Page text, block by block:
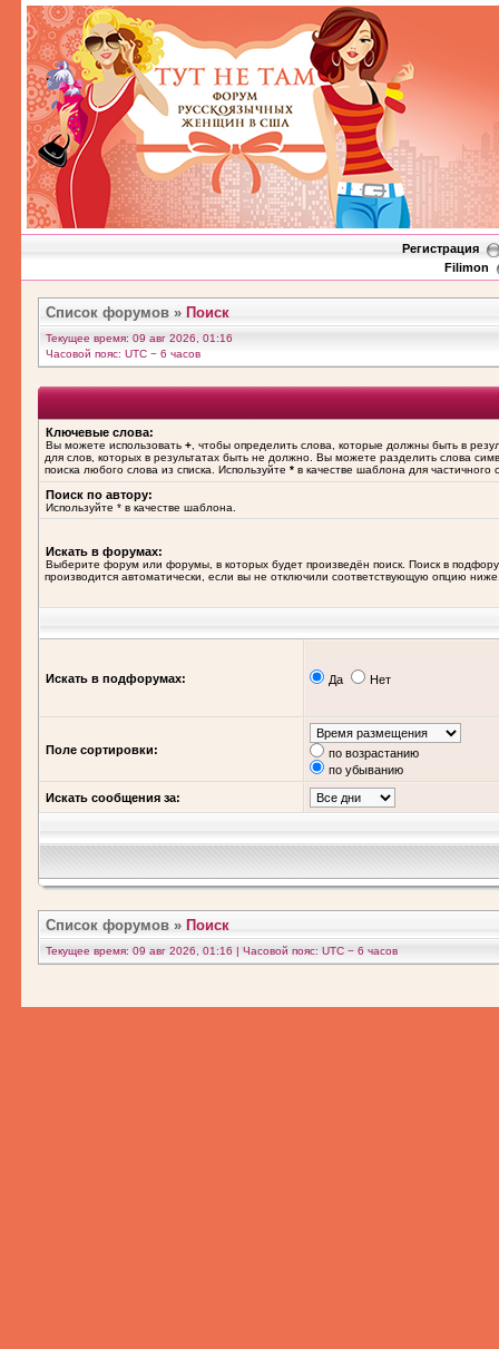
Регистрация
Filimon
Список форумов » Поиск
Текущее время: 09 авг 2026, 01:16
Часовой пояс: UTC − 6 часов
Ключевые слова:
Вы можете использовать + , чтобы определить слова, которые должны быть в
для слов, которых в результатах быть не должно. Вы можете разделить слова
поиска любого слова из списка. Используйте * в качестве шаблона для частичного
Поиск по автору:
Используйте * в качестве шаблона.
Искать в форумах:
Выберите форум или форумы, в которых будет произведён поиск. Поиск в
производится автоматически, если вы не отключили соответствующую опцию
Искать в подфорумах: Да Нет
Поле сортировки:
по возрастанию
по убыванию
Искать сообщения за:
Список форумов » Поиск
Текущее время: 09 авг 2026, 01:16 | Часовой пояс: UTC − 6 часов